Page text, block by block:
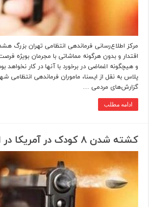
مرکز اطلاع‌رسانی فرماندهی انتظامی تهران بزرگ
اقتدار و بدون هرگونه مماشاتی با مجرمان بویژه
و هیچگونه اغماضی در برخورد با آنها در کار نخواهد
پلاس به نقل از ایسنا، ماموران فرماندهی انتظامی
گزارش‌های مردمی …
ادامه مطلب
کشته شدن ۸ کودک در آمریکا در اثر تیراندازی